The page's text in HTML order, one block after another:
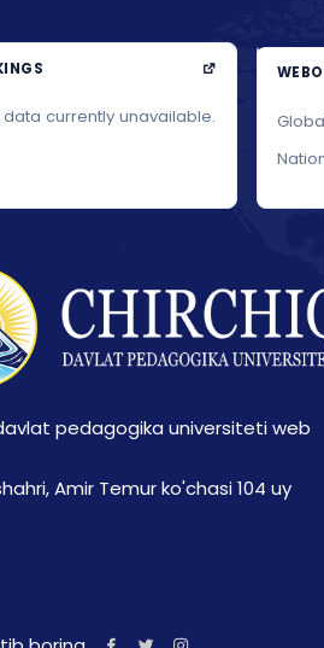
data currently unavailable.
pedagogika universiteti web
Amir Temur ko'chasi 104 uy